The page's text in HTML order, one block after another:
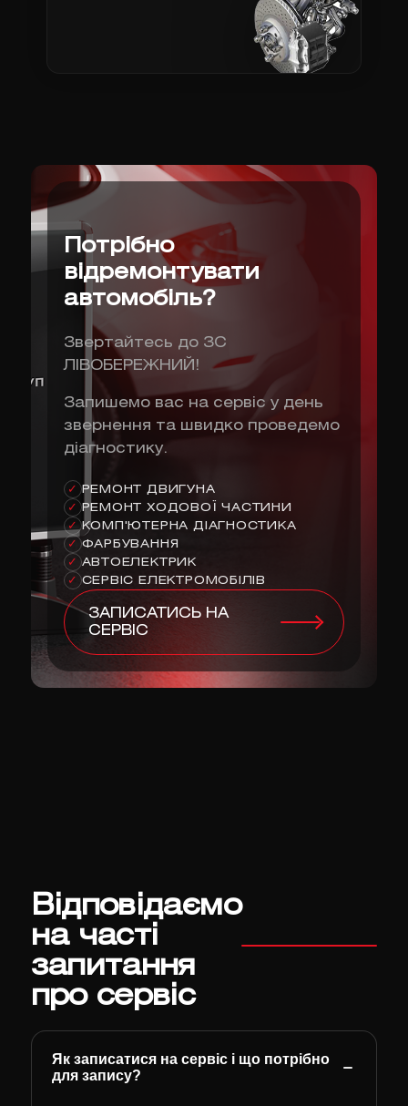
Потрібно
відремонтувати
автомобіль?
Звертайтесь до ЗС
ЛІВОБЕРЕЖНИЙ!
Запишемо вас на сервіс у день
звернення та швидко проведемо
діагностику.
✓ РЕМОНТ ДВИГУНА
✓ РЕМОНТ ХОДОВОЇ ЧАСТИНИ
✓ КОМП'ЮТЕРНА ДІАГНОСТИКА
✓ ФАРБУВАННЯ
✓ АВТОЕЛЕКТРИК
✓ СЕРВІС ЕЛЕКТРОМОБІЛІВ
ЗАПИСАТИСЬ НА
СЕРВІС
Відповідаємо
на часті
запитання
про сервіс
Як записатися на сервіс і що потрібно
для запису?